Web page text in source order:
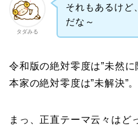
タダみる
それもあるけど
だな～
令和版の絶対零度は”未然に
本家の絶対零度は”未解決”。
まっ、正直テーマ云々はど